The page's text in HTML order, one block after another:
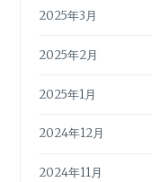
2025年3月
2025年2月
2025年1月
2024年12月
2024年11月